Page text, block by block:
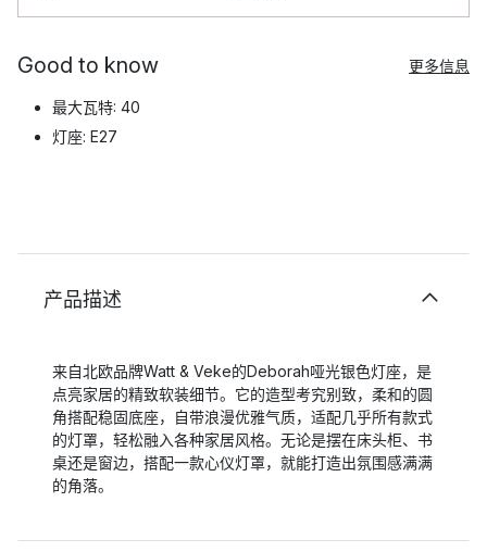
Good to know 更多信息
最大瓦特: 40
灯座: E27
产品描述
来自北欧品牌Watt & Veke的Deborah哑光银色灯座，是
点亮家居的精致软装细节。它的造型考究别致，柔和的圆
角搭配稳固底座，自带浪漫优雅气质，适配几乎所有款式
的灯罩，轻松融入各种家居风格。无论是摆在床头柜、书
桌还是窗边，搭配一款心仪灯罩，就能打造出氛围感满满
的角落。